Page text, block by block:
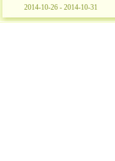
2014-10-26 - 2014-10-31